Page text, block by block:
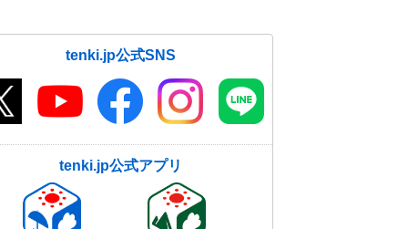
tenki.jp公式SNS
tenki.jp公式アプリ